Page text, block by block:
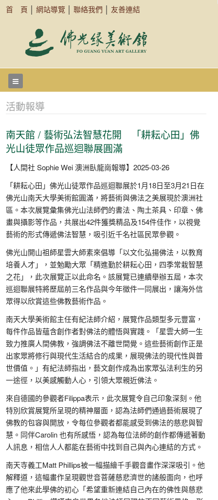
首 頁 網站導覽 聯絡我們 友善連結
活動報導
南天館 / 藝術弘法智慧花開 「耕耘心田」佛
光山徒眾作品巡迴聯展圓滿
【人間社 Sophie Wei 澳洲臥龍崗報導】2025-03-26
「耕耘心田」佛光山徒眾作品巡迴聯展於1月18日至3月21日在
佛光山南天大學美術館圓滿，將藝術與佛法之美展現於澳洲社
區。本次展覽彙集佛光山法師們的書法、陶土茶具、印章、佛
畫與攝影等作品，共展出42件獲獎精品及154件佳作，以視覺
藝術的形式傳遞佛法智慧，吸引近千名社區民眾參觀。
佛光山開山祖師星雲大師素來倡導「以文化弘揚佛法，以教育
培養人才」，並勉勵大眾「精進勤於耕耘心田，四季常栽智慧
之花」，此次展覽正以此命名。該展覽已連續舉辦五屆，本次
巡迴聯展特將歷屆前三名作品與今年徵件一同展出，讓海外信
眾得以欣賞這些佛教藝術作品。
南天大學美術館主任有紀法師介紹，展覽作品類型多元豐富，
每件作品皆蘊含創作者對佛法的體悟與實踐。「星雲大師一生
致力推廣人間佛教，強調佛法不離世間覺。這些藝術創作正是
出家眾將修行與現代生活結合的成果，展現佛法的現代性與普
世價值。」有紀法師指出，藝文創作成為出家眾弘法利生的另
一途徑，以美感觸動人心，引領大眾親近佛法。
來自德國的參觀者Filippa表示，此次展覽令自己印象深刻。他
特別欣賞展覽所呈現的精神層面，認為法師們通過藝術展現了
佛教的包容與開放，令每位參觀者都能感受到佛法的慈悲與智
慧。同伴Carolin 也有所感悟，認為每位法師的創作都傳遞著動
人訊息，相信人人都能在藝術中找到自己與內心連結的方式。
南天寺義工Matt Phillips被一幅描繪千手觀音畫作深深吸引。他
解釋道，這幅畫作呈現觀世音菩薩慈悲濟世的諸般面向，也呼
應了他來此學佛的初心「希望重新連結自己內在的佛性與慈悲